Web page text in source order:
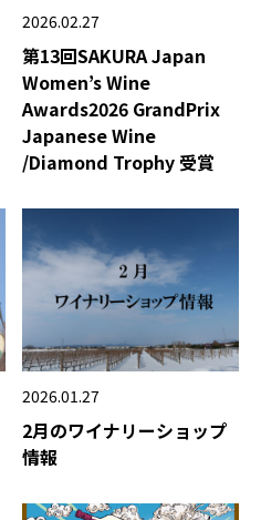
2026.02.27
第13回SAKURA Japan
Women’s Wine
Awards2026 GrandPrix
Japanese Wine
/Diamond Trophy 受賞
2026.01.27
2月のワイナリーショップ
情報